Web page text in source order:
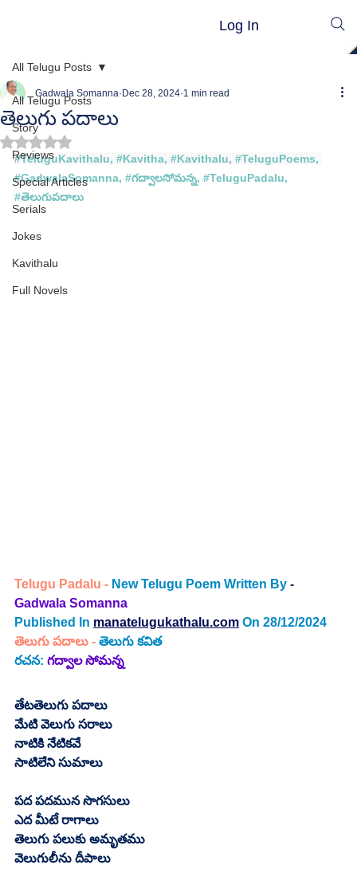
Log In
All Telugu Posts
Story
Reviews
Special Articles
Serials
Jokes
Kavithalu
Full Novels
All Telugu Posts
తెలుగు పదాలు
Gadwala Somanna Dec 28, 2024 1 min read
Rated NaN out of 5 stars.
#TeluguKavithalu, #Kavitha, #Kavithalu, #TeluguPoems,
#GadwalaSomanna, #గద్వాలసోమన్న, #TeluguPadalu,
#తెలుగుపదాలు
Telugu Padalu - New Telugu Poem Written By -
Gadwala Somanna
Published In manatelugukathalu.com On 28/12/2024
తెలుగు పదాలు - తెలుగు కవిత
రచన: గద్వాల సోమన్న
తేటతెలుగు పదాలు
మేటి వెలుగు సరాలు
నాటికి నేటికవే
సాటిలేని సుమాలు
పద పదమున సొగసులు
ఎద మీటే రాగాలు
తెలుగు పలుకు అమృతము
వెలుగులీను దీపాలు